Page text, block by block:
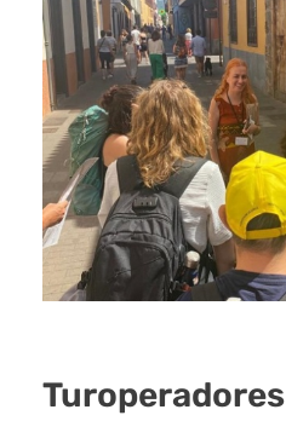
Turoperadores